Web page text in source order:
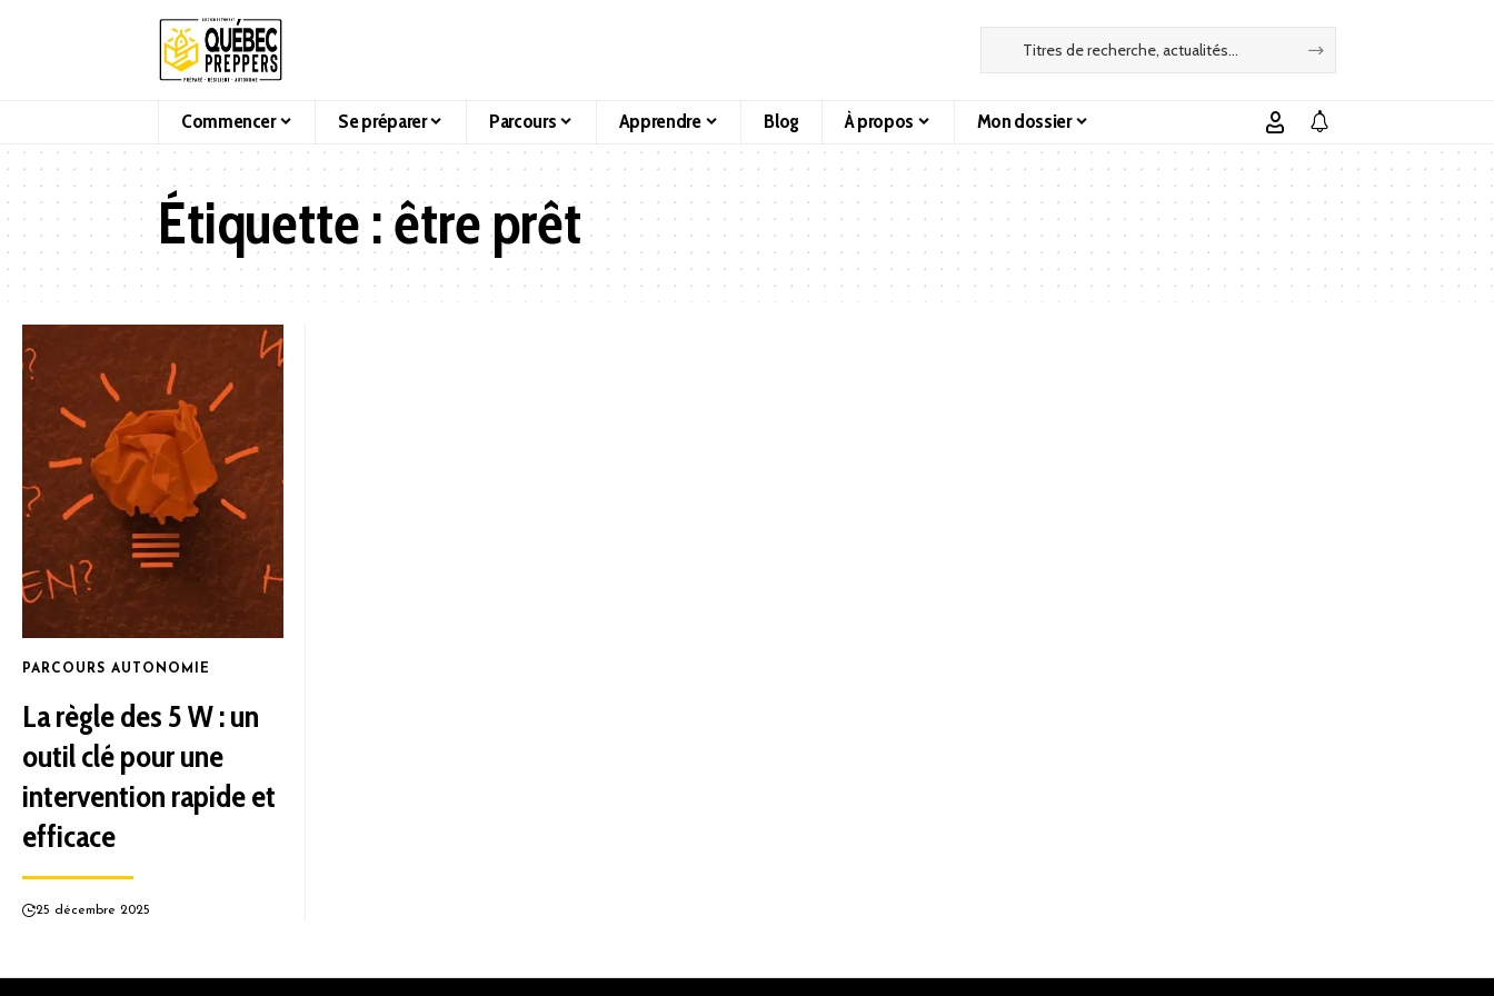
Commencer Se préparer Parcours Apprendre Blog À propos Mon dossier
Étiquette :être prêt
PARCOURS AUTONOMIE
La règle des 5 W : un
outil clé pour une
intervention rapide et
efficace
25 décembre 2025